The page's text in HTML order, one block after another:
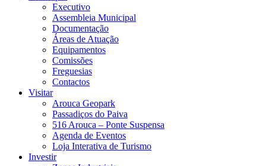
Executivo
Assembleia Municipal
Documentação
Áreas de Atuação
Equipamentos
Comissões
Freguesias
Contactos
Visitar
Arouca Geopark
Passadiços do Paiva
516 Arouca – Ponte Suspensa
Agenda de Eventos
Loja Interativa de Turismo
Investir